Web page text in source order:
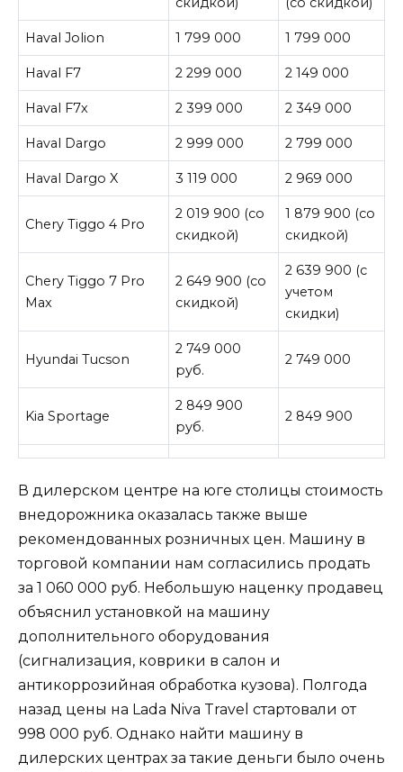
Haval Jolion 1 799 000 1 799 000
Haval F7 2 299 000 2 149 000
Haval F7x 2 399 000 2 349 000
Haval Dargo 2 999 000 2 799 000
Haval Dargo X 3 119 000 2 969 000
Chery Tiggo 4 Pro
2 019 900 (со
скидкой)
1 879 900 (со
скидкой)
Chery Tiggo 7 Pro
Max
2 649 900 (со
скидкой)
2 639 900 (с
учетом
скидки)
Hyundai Tucson
2 749 000
руб.
2 749 000
Kia Sportage
2 849 900
руб.
2 849 900
В дилерском центре на юге столицы стоимость
внедорожника оказалась также выше
рекомендованных розничных цен. Машину в
торговой компании нам согласились продать
за 1 060 000 руб. Небольшую наценку продавец
объяснил установкой на машину
дополнительного оборудования
(сигнализация, коврики в салон и
антикоррозийная обработка кузова). Полгода
назад цены на Lada Niva Travel стартовали от
998 000 руб. Однако найти машину в
дилерских центрах за такие деньги было очень